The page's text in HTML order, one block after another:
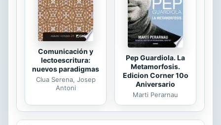
Comunicación y
lectoescritura:
nuevos paradigmas
Clua Serena, Josep
Antoni
Pep Guardiola. La
Metamorfosis.
Edicion Corner 10o
Aniversario
Marti Perarnau